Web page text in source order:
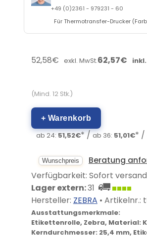
+49 (0)2361 - 979231 - 60
Für Thermotransfer-Drucker
52,58€ exkl. MwSt.62,57€
(Mind. 12 Stk.)
+ Warenkorb
ab 24: 51,52€* /ab 36: 51,01€* /
Wunschpreis Beratung
Verfügbarkeit: Sofort
Lager extern:31
Hersteller: ZEBRA • Artikelnr.:
Ausstattungsmerkmale:
Etikettenrolle, Zebra, Material:
Kerndurchmesser: 25,4 mm,